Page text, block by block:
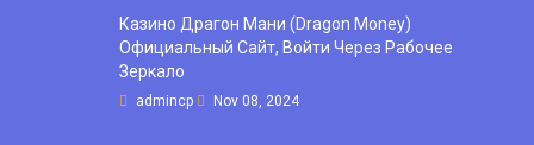
Казино Драгон Мани (Dragon Money)
Официальный Сайт, Войти Через Рабочее
Зеркало
admincp Nov 08, 2024